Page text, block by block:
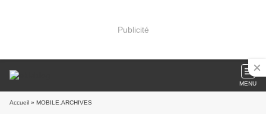
Publicité
MENU
Accueil » MOBILE.ARCHIVES